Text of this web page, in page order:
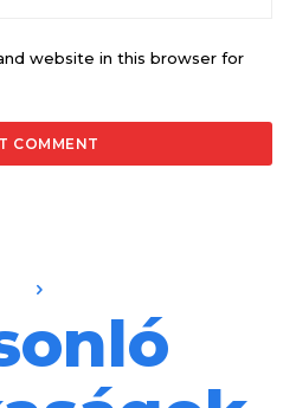
website in this browser for